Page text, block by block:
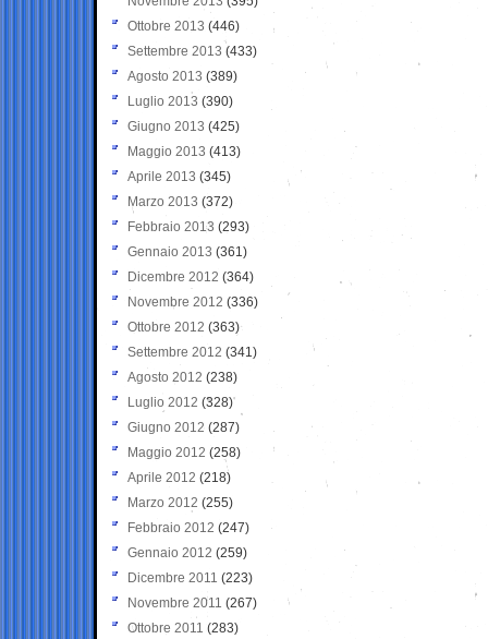
Ottobre 2013 (446)
Settembre 2013 (433)
Agosto 2013 (389)
Luglio 2013 (390)
Giugno 2013 (425)
Maggio 2013 (413)
Aprile 2013 (345)
Marzo 2013 (372)
Febbraio 2013 (293)
Gennaio 2013 (361)
Dicembre 2012 (364)
Novembre 2012 (336)
Ottobre 2012 (363)
Settembre 2012 (341)
Agosto 2012 (238)
Luglio 2012 (328)
Giugno 2012 (287)
Maggio 2012 (258)
Aprile 2012 (218)
Marzo 2012 (255)
Febbraio 2012 (247)
Gennaio 2012 (259)
Dicembre 2011 (223)
Novembre 2011 (267)
Ottobre 2011 (283)